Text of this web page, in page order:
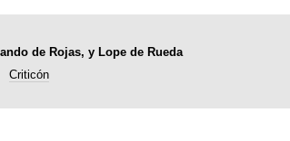
de Rojas, y Lope de Rueda
Criticón